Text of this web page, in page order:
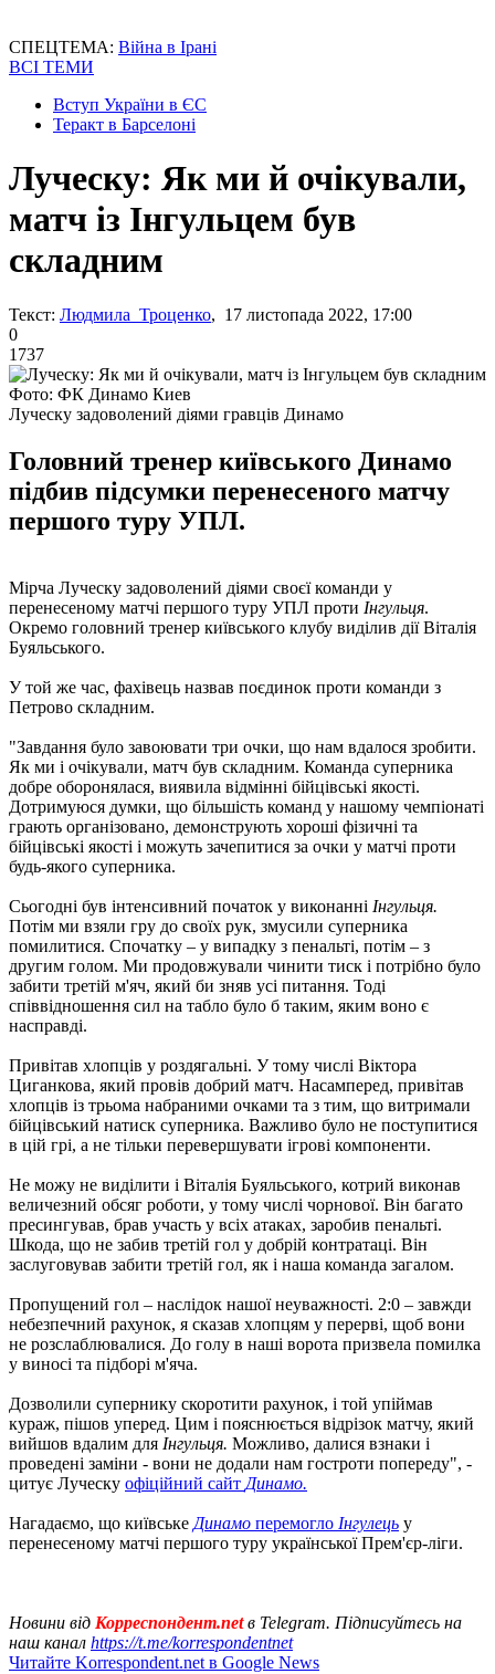
СПЕЦТЕМА: Війна в Ірані
ВСІ ТЕМИ
Вступ України в ЄС
Теракт в Барселоні
Луческу: Як ми й очікували,
матч із Інгульцем був
складним
Текст: Людмила Троценко, 17 листопада 2022, 17:00
0
1737
Фото: ФК Динамо Киев
Луческу задоволений діями гравців Динамо
Головний тренер київського Динамо
підбив підсумки перенесеного матчу
першого туру УПЛ.
Мірча Луческу задоволений діями своєї команди у
перенесеному матчі першого туру УПЛ проти Інгульця.
Окремо головний тренер київського клубу виділив дії Віталія
Буяльського.
У той же час, фахівець назвав поєдинок проти команди з
Петрово складним.
"Завдання було завоювати три очки, що нам вдалося зробити.
Як ми і очікували, матч був складним. Команда суперника
добре оборонялася, виявила відмінні бійцівські якості.
Дотримуюся думки, що більшість команд у нашому чемпіонаті
грають організовано, демонструють хороші фізичні та
бійцівські якості і можуть зачепитися за очки у матчі проти
будь-якого суперника.
Сьогодні був інтенсивний початок у виконанні Інгульця.
Потім ми взяли гру до своїх рук, змусили суперника
помилитися. Спочатку – у випадку з пенальті, потім – з
другим голом. Ми продовжували чинити тиск і потрібно було
забити третій м'яч, який би зняв усі питання. Тоді
співвідношення сил на табло було б таким, яким воно є
насправді.
Привітав хлопців у роздягальні. У тому числі Віктора
Циганкова, який провів добрий матч. Насамперед, привітав
хлопців із трьома набраними очками та з тим, що витримали
бійцівський натиск суперника. Важливо було не поступитися
в цій грі, а не тільки перевершувати ігрові компоненти.
Не можу не виділити і Віталія Буяльського, котрий виконав
величезний обсяг роботи, у тому числі чорнової. Він багато
пресингував, брав участь у всіх атаках, заробив пенальті.
Шкода, що не забив третій гол у добрій контратаці. Він
заслуговував забити третій гол, як і наша команда загалом.
Пропущений гол – наслідок нашої неуважності. 2:0 – завжди
небезпечний рахунок, я сказав хлопцям у перерві, щоб вони
не розслаблювалися. До голу в наші ворота призвела помилка
у виносі та підборі м'яча.
Дозволили супернику скоротити рахунок, і той упіймав
кураж, пішов уперед. Цим і пояснюється відрізок матчу, який
вийшов вдалим для Інгульця. Можливо, далися взнаки і
проведені заміни - вони не додали нам гостроти попереду", -
цитує Луческу офіційний сайт Динамо.
Нагадаємо, що київське Динамо перемогло Інгулець у
перенесеному матчі першого туру української Прем'єр-ліги.
Новини від Корреспондент.netв Telegram. Підписуйтесь на
наш канал https://t.me/korrespondentnet
Читайте Korrespondent.net в Google News